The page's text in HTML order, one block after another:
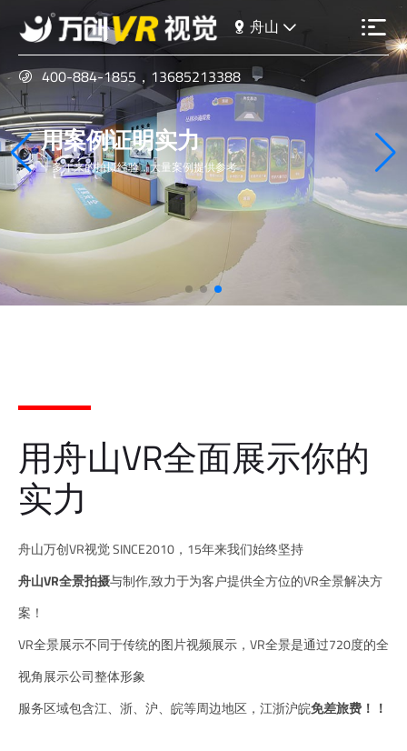
舟山
400-884-1855 ， 13685213388
VR眼镜沉浸式体验
通过VR眼镜一体机沉浸式展示全景
给您声临其境的感觉
用舟山VR全面展示你的
实力
舟山万创VR视觉 SINCE2010，15年来我们始终坚持
舟山VR全景拍摄与制作,致力于为客户提供全方位的VR全景解决方
案！
VR全景展示不同于传统的图片视频展示，VR全景是通过720度的全
视角展示公司整体形象
服务区域包含江、浙、沪、皖等周边地区，江浙沪皖免差旅费！！